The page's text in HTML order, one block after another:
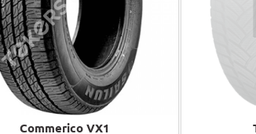
Commerico VX1